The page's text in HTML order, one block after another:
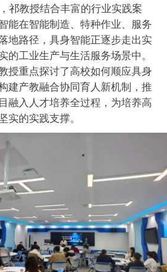
祁教授结合丰富的行业实践案
能在智能制造、特种作业、服务
地路径 ， 具身智能正逐步走出实
的工业生产与生活服务场景中。
授重点探讨了高校如何顺应具身
建产教融合协同育人新机制，推
融入人才培养全过程，为培养高
实的实践支撑。